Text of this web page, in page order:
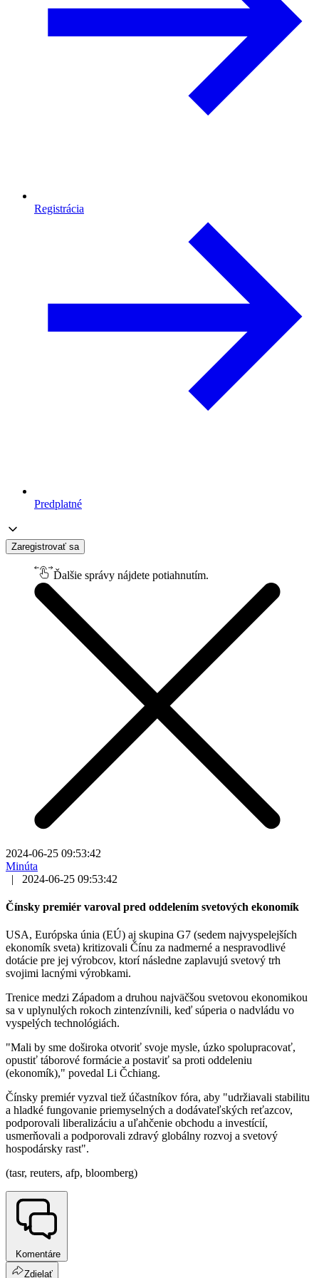
Registrácia
Predplatné
Zaregistrovať sa
Ďalšie správy nájdete potiahnutím.
2024-06-25 09:53:42
Minúta
|
2024-06-25 09:53:42
Čínsky premiér varoval pred oddelením svetových ekonomík
USA, Európska únia (EÚ) aj skupina G7 (sedem najvyspelejších
ekonomík sveta) kritizovali Čínu za nadmerné a nespravodlivé
dotácie pre jej výrobcov, ktorí následne zaplavujú svetový trh
svojimi lacnými výrobkami.
Trenice medzi Západom a druhou najväčšou svetovou ekonomikou
sa v uplynulých rokoch zintenzívnili, keď súperia o nadvládu vo
vyspelých technológiách.
"Mali by sme doširoka otvoriť svoje mysle, úzko spolupracovať,
opustiť táborové formácie a postaviť sa proti oddeleniu
(ekonomík)," povedal Li Čchiang.
Čínsky premiér vyzval tiež účastníkov fóra, aby "udržiavali stabilitu
a hladké fungovanie priemyselných a dodávateľských reťazcov,
podporovali liberalizáciu a uľahčenie obchodu a investícií,
usmerňovali a podporovali zdravý globálny rozvoj a svetový
hospodársky rast".
(tasr, reuters, afp, bloomberg)
Komentáre
Zdielať